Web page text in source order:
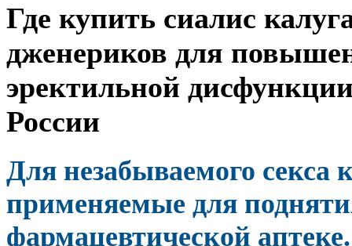
Где купить сиалис
дженериков для
эректильной
России
Для незабываемого секса
применяемые для
фармацевтической